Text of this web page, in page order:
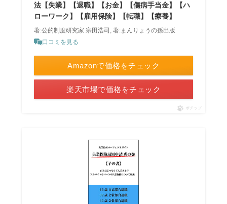
法【失業】【退職】【お金】【傷病手当金】【ハ
ローワーク】【雇用保険】【転職】【療養】
著:公的制度研究家 宗田浩司, 著:まんりょうの孫出版
口コミを見る
Amazonで価格をチェック
楽天市場で価格をチェック
ポチップ